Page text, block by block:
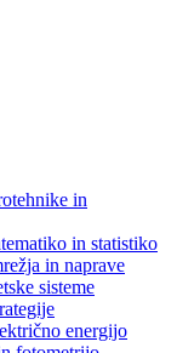
in
in statistiko
in naprave
sisteme
energijo